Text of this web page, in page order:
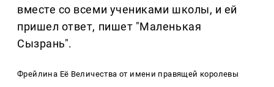
вместе со всеми учениками школы, и ей
пришел ответ, пишет "Маленькая
Сызрань".
Фрейлина Её Величества от имени правящей королевы